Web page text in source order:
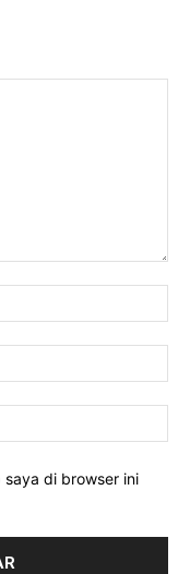
saya di browser ini